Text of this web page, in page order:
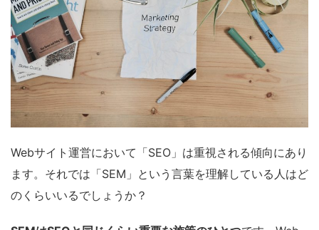
Webサイト運営において「SEO」は重視される傾向にあり
ます。それでは「SEM」という言葉を理解している人はど
のくらいいるでしょうか？